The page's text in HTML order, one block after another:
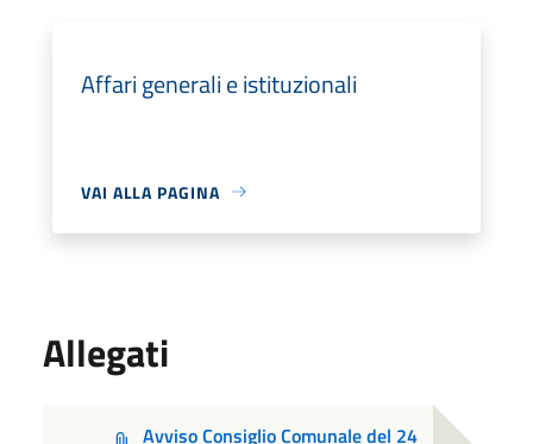
Affari generali e istituzionali
VAI ALLA PAGINA
Allegati
Avviso Consiglio Comunale del 24